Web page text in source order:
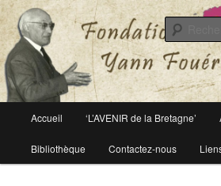
Fondation Yann
Le site officiel de la fondation Yann Fouéré
principal
Aller
au
Accueil ‘L’AVENIR de la Bretagne’
Bibliothèque Contactez-nous